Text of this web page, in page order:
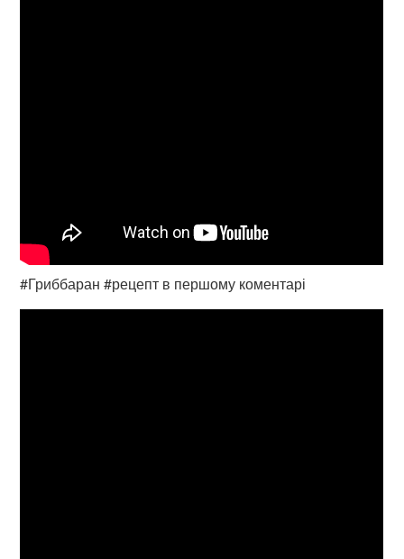
#Гриббаран #рецепт в першому коментарі